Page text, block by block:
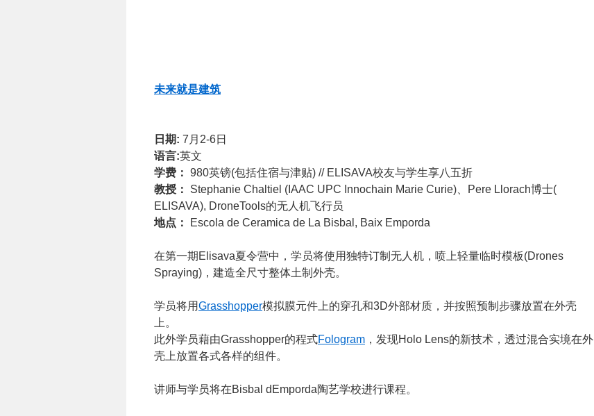
未来就是建筑
日期: 7月2-6日
语言:英文
学费： 980英镑(包括住宿与津贴) // ELISAVA校友与学生享八五折
教授：
Stephanie Chaltiel (IAAC UPC Innochain Marie Curie)、Pere Llorach博士(
ELISAVA), DroneTools的无人机飞行员
地点：
Escola de Ceramica de La Bisbal, Baix Emporda
在第一期Elisava夏令营中，学员将使用独特订制无人机，喷上轻量临时模板(Drones
Spraying)，建造全尺寸整体土制外壳。
学员将用Grasshopper模拟膜元件上的穿孔和3D外部材质，并按照预制步骤放置在外壳
上。
此外学员藉由Grasshopper的程式Fologram ，发现Holo Lens的新技术，透过混合实境在外
壳上放置各式各样的组件。
讲师与学员将在Bisbal dEmporda陶艺学校进行课程。